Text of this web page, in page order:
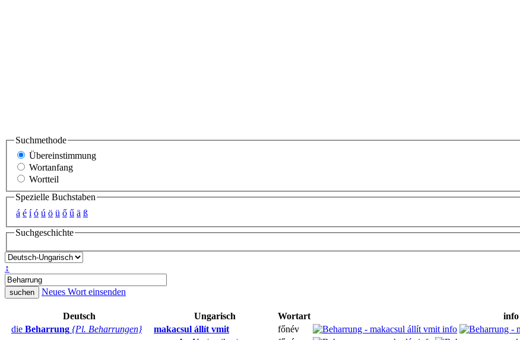
Suchmethode
Übereinstimmung
Wortanfang
Wortteil
Spezielle Buchstaben
á é í ó ú ö ü ő ű ä ß
Suchgeschichte
↕
Neues Wort einsenden
Deutsch Ungarisch Wortart
info
die Beharrung {Pl. Beharrungen} makacsul állít vmit
főnév